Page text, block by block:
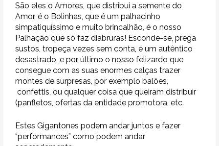
São eles o Amores, que distribui a semente do
Amor, é o Bolinhas, que é um palhacinho
simpatiquíssimo e muito brincalhão, é o nosso
Palhação que só faz diabruras! Esconde-se, prega
sustos, tropeça vezes sem conta, é um autêntico
desastrado, e por último o nosso felizardo que
consegue com as suas enormes calças trazer
montes de surpresas, por exemplo balões,
confettis, ou qualquer coisa que queiram distribuir
(panfletos, ofertas da entidade promotora, etc.
Estes Gigantones podem andar juntos e fazer
“performances” como podem andar